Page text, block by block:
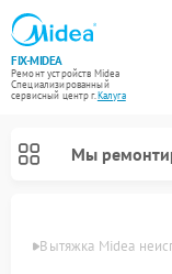
FIX-MIDEA
Ремонт устройств Midea
Специализированный
cервисный центр г.Калуга
Мы
Вытяжка Midea